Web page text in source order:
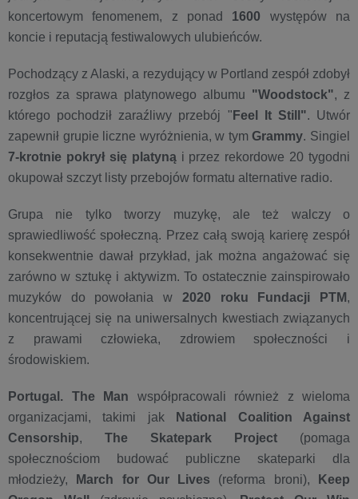
koncertowym fenomenem, z ponad 1600 występów na
koncie i reputacją festiwalowych ulubieńców.
Pochodzący z Alaski, a rezydujący w Portland zespół zdobył
rozgłos za sprawa platynowego albumu "Woodstock", z
którego pochodził zaraźliwy przebój " Feel It Still". Utwór
zapewnił grupie liczne wyróżnienia, w tymGrammy. Singiel
7-krotnie pokrył się platynąi przez rekordowe 20 tygodni
okupował szczyt listy przebojów formatu alternative radio.
Grupa nie tylko tworzy muzykę, ale też walczy o
sprawiedliwość społeczną. Przez całą swoją karierę zespół
konsekwentnie dawał przykład, jak można angażować się
zarówno w sztukę i aktywizm. To ostatecznie zainspirowało
muzyków do powołania w 2020 roku Fundacji PTM ,
koncentrującej się na uniwersalnych kwestiach związanych
z prawami człowieka, zdrowiem społeczności i
środowiskiem.
Portugal. The Man współpracowali również z wieloma
organizacjami, takimi jak
National Coalition Against
Censorship, The Skatepark Project (pomaga
społecznościom budować publiczne skateparki dla
młodzieży,
March for Our Lives (reforma broni),
Keep